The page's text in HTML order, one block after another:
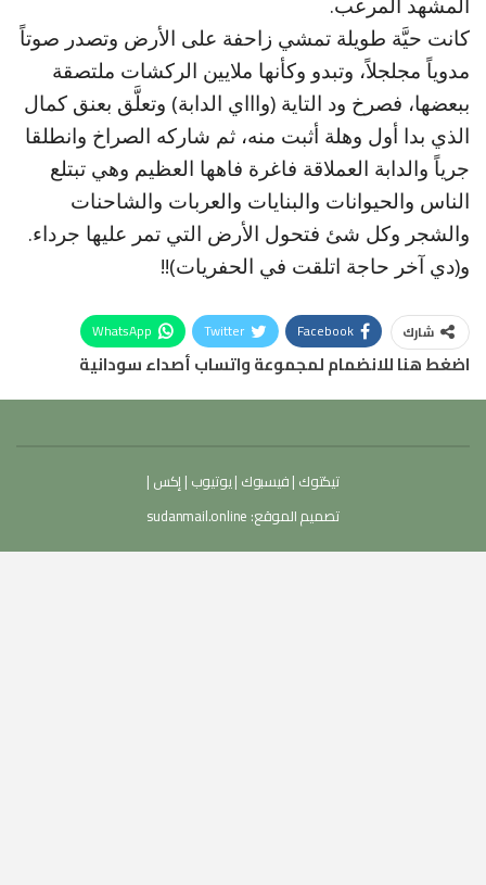
كانت حيَّة طويلة تمشي زاحفة على الأرض وتصدر صوتاً
مدوياً مجلجلاً، وتبدو وكأنها ملايين الركشات ملتصقة
ببعضها، فصرخ ود التاية (واااي الدابة) وتعلَّق بعنق كمال
الذي بدا أول وهلة أثبت منه، ثم شاركه الصراخ وانطلقا
جرياً والدابة العملاقة فاغرة فاهها العظيم وهي تبتلع
الناس والحيوانات والبنايات والعربات والشاحنات
والشجر وكل شئ فتحول الأرض التي تمر عليها جرداء.
و(دي آخر حاجة اتلقت في الحفريات)!!
شارك Facebook
Twitter
WhatsApp
اضغط هنا للانضمام لمجموعة واتساب أصداء سودانية
تيكتوك |فيسبوك |يوتيوب |إكس |
تصميم الموقع: sudanmail.online